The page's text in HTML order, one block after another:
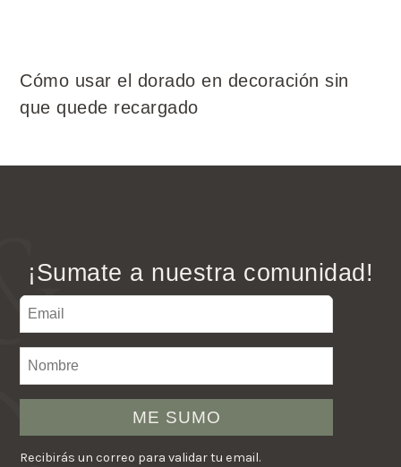
Cómo usar el dorado en decoración sin
que quede recargado
¡Sumate a nuestra comunidad!
ME SUMO
Recibirás un correo para validar tu email.